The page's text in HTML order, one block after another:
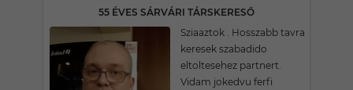
55 ÉVES SÁRVÁRI TÁRSKERESŐ
Sziaaztok . Hosszabb tavra
keresek szabadido
eltoltesehez partnert.
Vidam jokedvu ferfi